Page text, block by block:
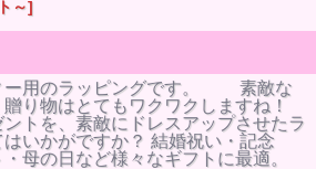
～]
ー用のラッピングです。 素敵な
贈り物はとてもワクワクしますね！
トを、素敵にドレスアップさせたラ
いかがですか？ 結婚祝い・記念
母の日など様々なギフトに最適。